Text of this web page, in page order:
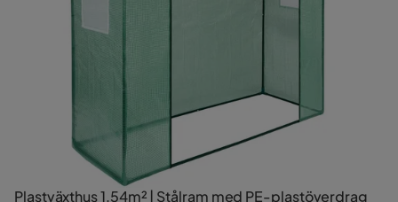
Plastväxthus 1,54m² | Stålram med PE-plastöverdrag